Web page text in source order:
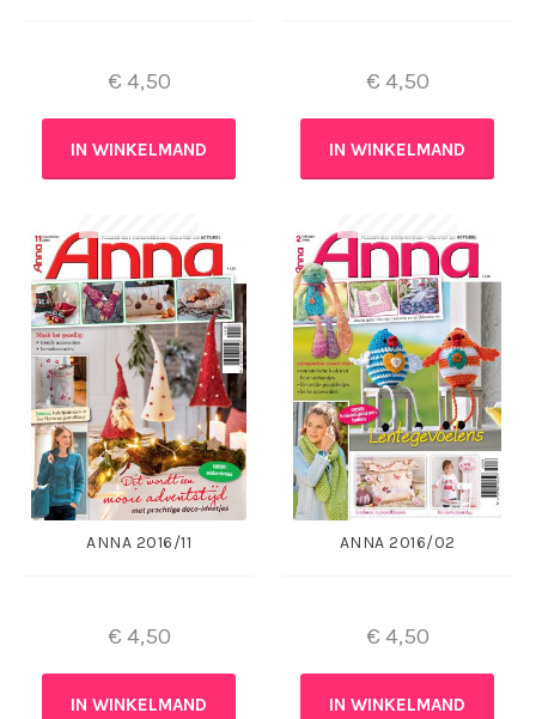
€ 4,50
IN WINKELMAND
€ 4,50
IN WINKELMAND
ANNA 2016/11
€ 4,50
IN WINKELMAND
ANNA 2016/02
€ 4,50
IN WINKELMAND